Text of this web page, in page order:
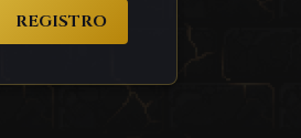
REGISTRO